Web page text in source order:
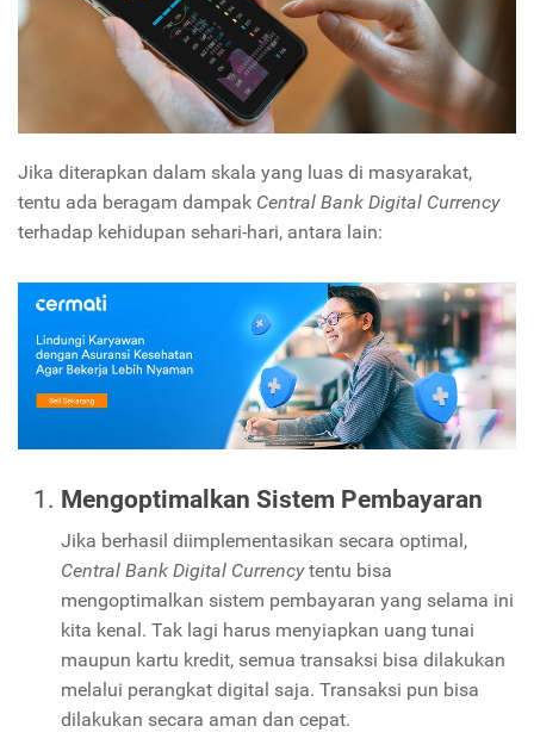
Jika diterapkan dalam skala yang luas di masyarakat,
tentu ada beragam dampak Central Bank Digital Currency
terhadap kehidupan sehari-hari, antara lain:
Mengoptimalkan Sistem Pembayaran
Jika berhasil diimplementasikan secara optimal,
Central Bank Digital Currencytentu bisa
mengoptimalkan sistem pembayaran yang selama ini
kita kenal. Tak lagi harus menyiapkan uang tunai
maupun kartu kredit, semua transaksi bisa dilakukan
melalui perangkat digital saja. Transaksi pun bisa
dilakukan secara aman dan cepat.